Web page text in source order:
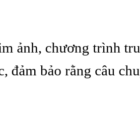
ảnh, chương trình
đảm bảo rằng câu